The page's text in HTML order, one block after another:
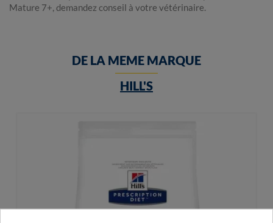
Mature 7+, demandez conseil à votre vétérinaire.
DE LA MEME MARQUE
HILL'S